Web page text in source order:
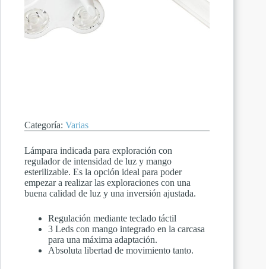
Categoría: Varias
Lámpara indicada para exploración con
regulador de intensidad de luz y mango
esterilizable. Es la opción ideal para poder
empezar a realizar las exploraciones con una
buena calidad de luz y una inversión ajustada.
Regulación mediante teclado táctil
3 Leds con mango integrado en la carcasa
para una máxima adaptación.
Absoluta libertad de movimiento tanto.